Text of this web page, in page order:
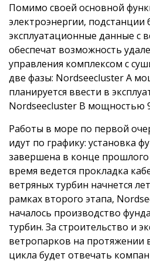
Помимо своей основной
электроэнергии, подстанции
эксплуатационные данные с
обеспечат возможность
управления комплексом с
две фазы: Nordseecluster A
планируется ввести в
Nordseecluster B мощностью
Работы в море по первой
идут по графику: установка
завершена в конце прошлого
время ведется прокладка
ветряных турбин начнется
рамках второго этапа,
началось производство
турбин. За строительство и
ветропарков на протяжении
цикла будет отвечать